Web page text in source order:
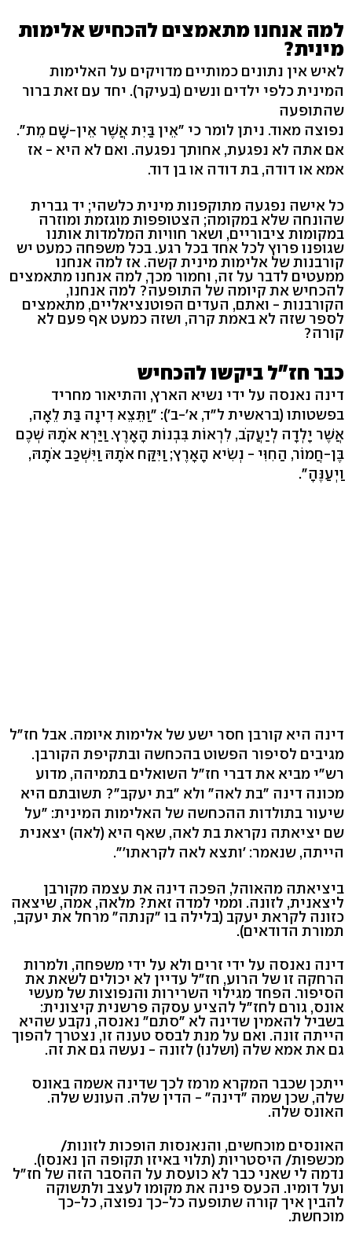
למה אנחנו מתאמצים להכחיש אלימות
מינית?
לאיש אין נתונים כמותיים מדויקים על האלימות
המינית כלפי ילדים ונשים (בעיקר). יחד עם זאת ברור
שהתופעה
נפוצה מאוד. ניתן לומר כי "אֵין בַּיִת אֲשֶׁר אֵין-שָׁם מֵת".
אם אתה לא נפגעת, אחותך נפגעה. ואם לא היא - אז
אמא או דודה, בת דודה או בן דוד.
כל אישה נפגעה מתוקפנות מינית כלשהי; יד גברית
שהונחה שלא במקומה; הצטופפות מוגזמת ומוזרה
במקומות ציבוריים, ושאר חוויות המלמדות אותנו
שגופנו פרוץ לכל אחד בכל רגע. בכל משפחה כמעט יש
קורבנות של אלימות מינית קשה. אז למה אנחנו
ממעטים לדבר על זה, וחמור מכך, למה אנחנו מתאמצים
להכחיש את קיומה של התופעה? למה אנחנו,
הקורבנות - ואתם, העדים הפוטנציאליים, מתאמצים
לספר שזה לא באמת קרה, ושזה כמעט אף פעם לא
קורה?
כבר חז"ל ביקשו להכחיש
דינה נאנסה על ידי נשיא הארץ, והתיאור מחריד
בפשטותו (בראשית ל"ד, א'-ב'): "וַתֵּצֵא דִינָה בַּת לֵאָה,
אֲשֶׁר יָלְדָה לְיַעֲקֹב, לִרְאוֹת בִּבְנוֹת הָאָרֶץ. וַיַּרְא אֹתָהּ שְׁכֶם
בֶּן-חֲמוֹר, הַחִוִּי - נְשִׂיא הָאָרֶץ; וַיִּקַּח אֹתָהּ וַיִּשְׁכַּב אֹתָהּ,
וַיְעַנֶּהָ".
דינה היא קורבן חסר ישע של אלימות איומה. אבל חז"ל
מגיבים לסיפור הפשוט בהכחשה ובתקיפת הקורבן.
רש"י מביא את דברי חז"ל השואלים בתמיהה, מדוע
מכונה דינה "בת לאה" ולא "בת יעקב"? תשובתם היא
שיעור בתולדות ההכחשה של האלימות המינית: "על
שם יציאתה נקראת בת לאה, שאף היא (לאה) יצאנית
הייתה, שנאמר: 'ותצא לאה לקראתו'".
ביציאתה מהאוהל, הפכה דינה את עצמה מקורבן
ליצאנית, לזונה. וממי למדה זאת? מלאה, אמה, שיצאה
כזונה לקראת יעקב (בלילה בו "קנתה" מרחל את יעקב,
תמורת הדודאים).
דינה נאנסה על ידי זרים ולא על ידי משפחה, ולמרות
הרחקה זו של הרוע, חז"ל עדיין לא יכולים לשאת את
הסיפור. הפחד מגילוי השרירות והנפוצות של מעשי
אונס, גורם לחז"ל להציע עסקה פרשנית קיצונית:
בשביל להאמין שדינה לא "סתם" נאנסה, נקבע שהיא
הייתה זונה. ואם על מנת לבסס טענה זו, נצטרך להפוך
גם את אמא שלה (ושלנו) לזונה - נעשה גם את זה.
ייתכן שכבר המקרא מרמז לכך שדינה אשמה באונס
שלה, שכן שמה "דינה" - הדין שלה. העונש שלה.
האונס שלה.
האונסים מוכחשים, והנאנסות הופכות לזונות/
מכשפות/ היסטריות (תלוי באיזו תקופה הן נאנסו).
נדמה לי שאני כבר לא כועסת על ההסבר הזה של חז"ל
ועל דומיו. הכעס פינה את מקומו לעצב ולתשוקה
להבין איך קורה שתופעה כל-כך נפוצה, כל-כך
מוכחשת.